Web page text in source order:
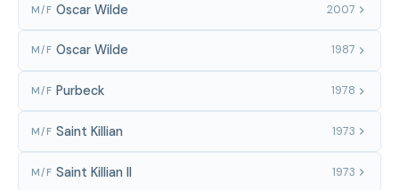
M/F Oscar Wilde 2007
M/F Oscar Wilde 1987
M/F Purbeck 1978
M/F Saint Killian 1973
M/F Saint Killian II 1973